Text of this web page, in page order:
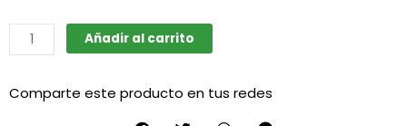
Mamboretá
ZnB
Añadir al carrito
Comparte este producto en tus redes